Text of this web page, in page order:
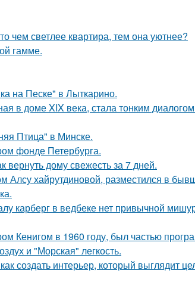
чем светлее квартира, тем она уютнее?
гамме.
на Песке" в Лыткарино.
в доме XIX века, стала тонким
Птица" в Минске.
фонде Петербурга.
вернуть дому свежесть за 7 дней.
хайрутдиновой, разместился в
карберг в ведбеке нет привычной
Кенигом в 1960 году, был частью
и "Морская" легкость.
создать интерьер, который выглядит